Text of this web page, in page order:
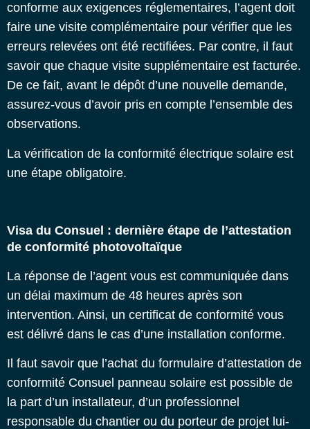
conforme aux exigences réglementaires, l’agent doit
faire une visite complémentaire pour vérifier que les
erreurs relevées ont été rectifiées. Par contre, il faut
savoir que chaque visite supplémentaire est facturée.
De ce fait, avant le dépôt d’une nouvelle demande,
assurez-vous d’avoir pris en compte l’ensemble des
observations.
La vérification de la conformité électrique solaire est
une étape obligatoire.
Visa du Consuel : dernière étape de l’attestation
de conformité photovoltaïque
La réponse de l’agent vous est communiquée dans
un délai maximum de 48 heures après son
intervention. Ainsi, un certificat de conformité vous
est délivré dans le cas d’une installation conforme.
Il faut savoir que l’achat du formulaire d’attestation de
conformité Consuel panneau solaire est possible de
la part d’un installateur, d’un professionnel
responsable du chantier ou du porteur de projet lui-